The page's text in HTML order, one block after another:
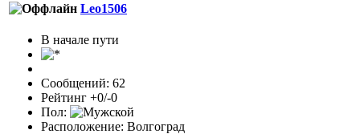
Leo1506
В начале пути
Сообщений: 62
Рейтинг +0/-0
Пол:
Расположение: Волгоград